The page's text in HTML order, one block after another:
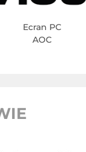
Ecran PC
AOC